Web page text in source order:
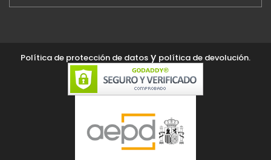
Política de protección de datos y política de devolución.